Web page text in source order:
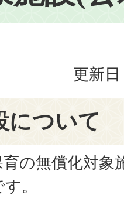
更新
について
の無償化対象
。